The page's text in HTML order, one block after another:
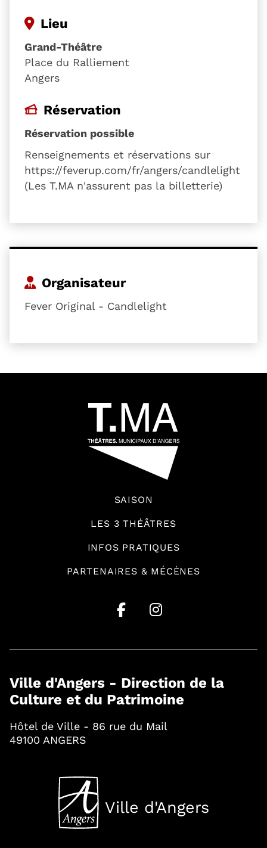
Lieu
Grand-Théâtre
Place du Ralliement
Angers
Réservation
Réservation possible
Renseignements et réservations sur
https://feverup.com/fr/angers/candlelight
(Les T.MA n'assurent pas la billetterie)
Organisateur
Fever Original - Candlelight
SAISON
LES 3 THÉÂTRES
INFOS PRATIQUES
PARTENAIRES & MÉCÈNES
Ville d'Angers - Direction de la
Culture et du Patrimoine
Hôtel de Ville - 86 rue du Mail
49100 ANGERS
Ville d'Angers
, Ouvre une nouvelle